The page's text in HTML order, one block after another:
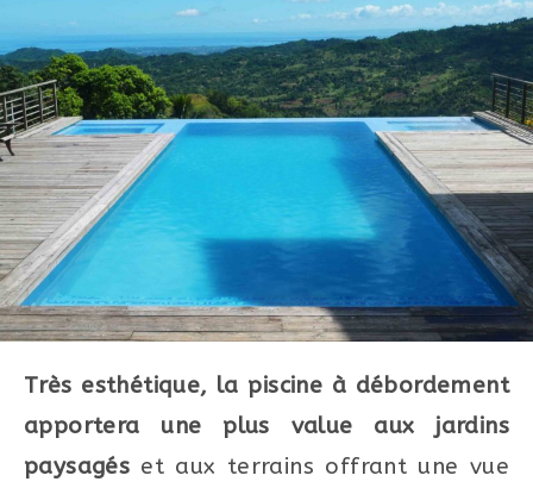
Très esthétique, la piscine à débordement
apportera une plus value aux jardins
paysagés et aux terrains offrant une vue